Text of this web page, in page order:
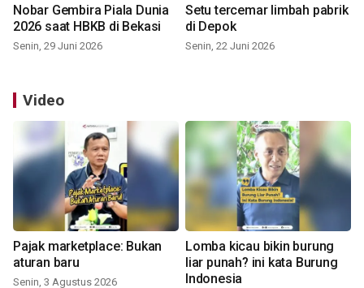
Nobar Gembira Piala Dunia
2026 saat HBKB di Bekasi
Senin, 29 Juni 2026
Setu tercemar limbah pabrik
di Depok
Senin, 22 Juni 2026
Video
Pajak marketplace: Bukan
aturan baru
Senin, 3 Agustus 2026
Lomba kicau bikin burung
liar punah? ini kata Burung
Indonesia